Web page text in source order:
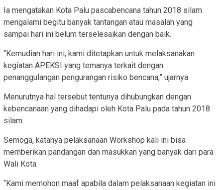
Ia mengatakan Kota Palu pascabencana tahun 2018 silam
mengalami begitu banyak tantangan atau masalah yang
sampai hari ini belum terselesaikan dengan baik.
“Kemudian hari ini, kami ditetapkan untuk melaksanakan
kegiatan APEKSI yang temanya terkait dengan
penanggulangan pengurangan risiko bencana,” ujarnya.
Menurutnya hal tersebut tentunya dihubungkan dengan
kebencanaan yang dihadapi oleh Kota Palu pada tahun 2018
silam.
Semoga, katanya pelaksanaan Workshop kali ini bisa
memberikan pandangan dan masukkan yang banyak dari para
Wali Kota.
“Kami memohon maaf apabila dalam pelaksanaan kegiatan ini